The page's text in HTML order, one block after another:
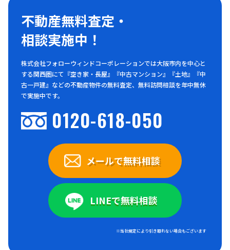
不動産無料査定・
相談実施中！
株式会社フォローウィンドコーポレーションでは大阪市内を中心と
する関西圏にて『空き家・長屋』『中古マンション』『土地』『中
古一戸建』などの不動産物件の無料査定、無料訪問相談を年中無休
で実施中です。
0120-618-050
メールで無料相談
LINEで無料相談
※当社規定により引き取れない場合もございます